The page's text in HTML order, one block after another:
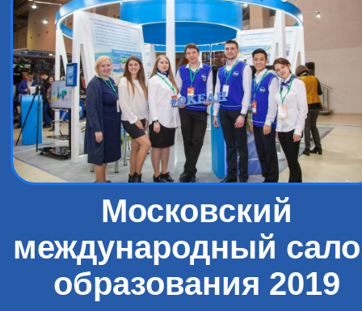
Московский
международный
образования 2019